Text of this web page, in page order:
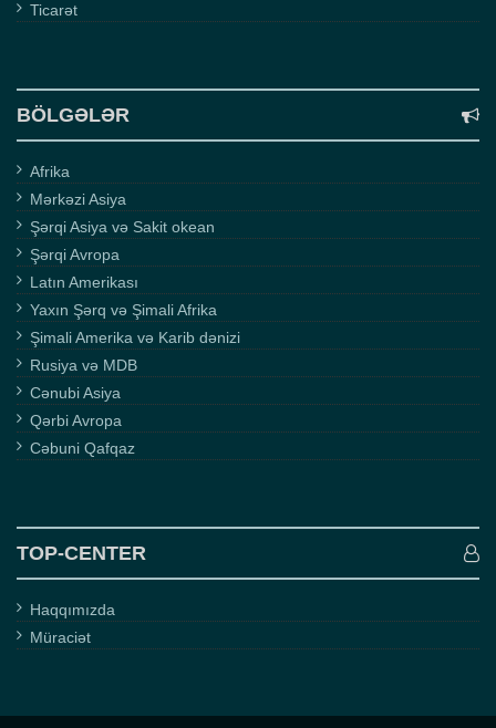
Ticarət
BÖLGƏLƏR
Afrika
Mərkəzi Asiya
Şərqi Asiya və Sakit okean
Şərqi Avropa
Latın Amerikası
Yaxın Şərq və Şimali Afrika
Şimali Amerika və Karib dənizi
Rusiya və MDB
Cənubi Asiya
Qərbi Avropa
Cəbuni Qafqaz
TOP-CENTER
Haqqımızda
Müraciət